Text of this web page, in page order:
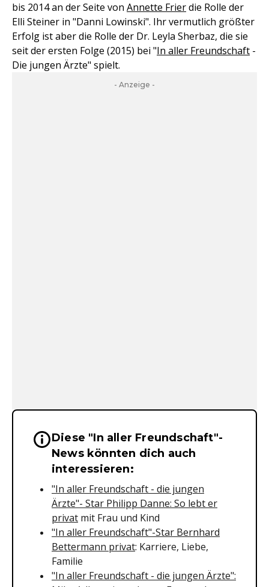
bis 2014 an der Seite von Annette Frierdie Rolle der
Elli Steiner in "Danni Lowinski". Ihr vermutlich größter
Erfolg ist aber die Rolle der Dr. Leyla Sherbaz, die sie
seit der ersten Folge (2015) bei "In aller Freundschaft -
Die jungen Ärzte" spielt.
- Anzeige -
Wichtige Hinweise &
Diese "In aller Freundschaft"-
News könnten dich auch
interessieren:
"In aller Freundschaft - die jungen
Ärzte"- Star Philipp Danne: So lebt er
privat mit Frau und Kind
"In aller Freundschaft"-Star Bernhard
Bettermann privat: Karriere, Liebe,
Familie
"In aller Freundschaft - die jungen Ärzte":